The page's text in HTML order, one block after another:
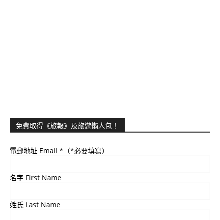
免費取得《旅報》及旅遊懶人包！
電郵地址 Email *（*必要填寫）
名字 First Name
姓氏 Last Name